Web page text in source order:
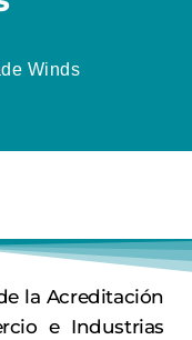
Winds
la Acreditación
e Industrias